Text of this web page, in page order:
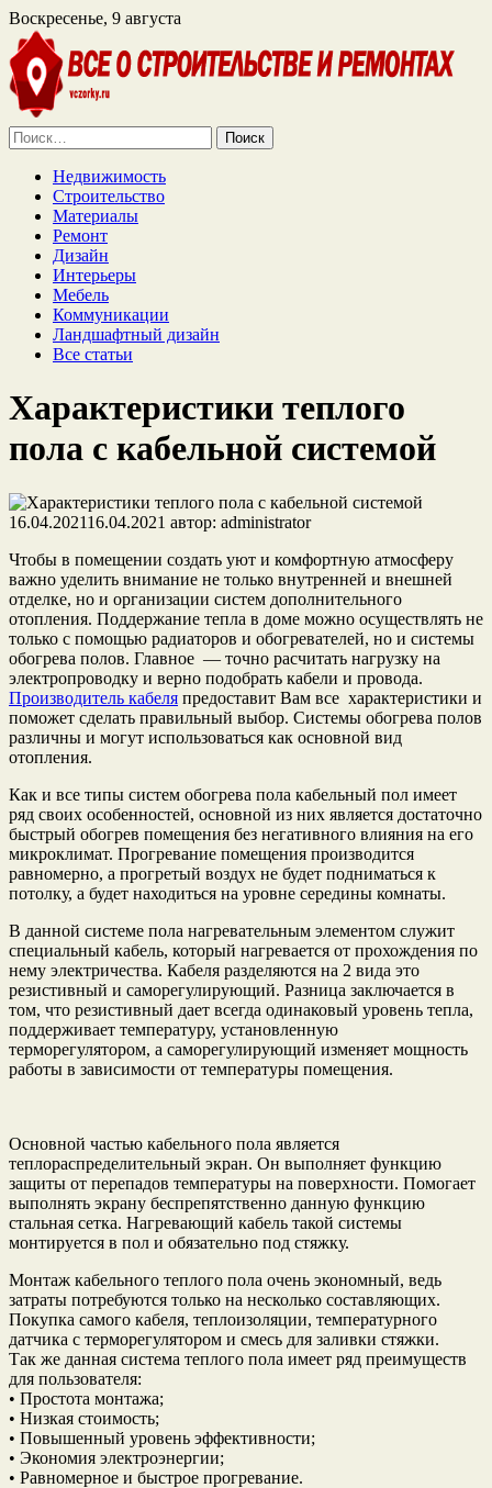
Воскресенье, 9 августа
Найти:
Недвижимость
Строительство
Материалы
Ремонт
Дизайн
Интерьеры
Мебель
Коммуникации
Ландшафтный дизайн
Все статьи
Характеристики теплого
пола с кабельной системой
16.04.202116.04.2021 автор: administrator
Чтобы в помещении создать уют и комфортную атмосферу
важно уделить внимание не только внутренней и внешней
отделке, но и организации систем дополнительного
отопления. Поддержание тепла в доме можно осуществлять не
только с помощью радиаторов и обогревателей, но и системы
обогрева полов. Главное — точно расчитать нагрузку на
электропроводку и верно подобрать кабели и провода.
Производитель кабеля предоставит Вам все характеристики и
поможет сделать правильный выбор. Системы обогрева полов
различны и могут использоваться как основной вид
отопления.
Как и все типы систем обогрева пола кабельный пол имеет
ряд своих особенностей, основной из них является достаточно
быстрый обогрев помещения без негативного влияния на его
микроклимат. Прогревание помещения производится
равномерно, а прогретый воздух не будет подниматься к
потолку, а будет находиться на уровне середины комнаты.
В данной системе пола нагревательным элементом служит
специальный кабель, который нагревается от прохождения по
нему электричества. Кабеля разделяются на 2 вида это
резистивный и саморегулирующий. Разница заключается в
том, что резистивный дает всегда одинаковый уровень тепла,
поддерживает температуру, установленную
терморегулятором, а саморегулирующий изменяет мощность
работы в зависимости от температуры помещения.
Основной частью кабельного пола является
теплораспределительный экран. Он выполняет функцию
защиты от перепадов температуры на поверхности. Помогает
выполнять экрану беспрепятственно данную функцию
стальная сетка. Нагревающий кабель такой системы
монтируется в пол и обязательно под стяжку.
Монтаж кабельного теплого пола очень экономный, ведь
затраты потребуются только на несколько составляющих.
Покупка самого кабеля, теплоизоляции, температурного
датчика с терморегулятором и смесь для заливки стяжки.
Так же данная система теплого пола имеет ряд преимуществ
для пользователя:
• Простота монтажа;
• Низкая стоимость;
• Повышенный уровень эффективности;
• Экономия электроэнергии;
• Равномерное и быстрое прогревание.